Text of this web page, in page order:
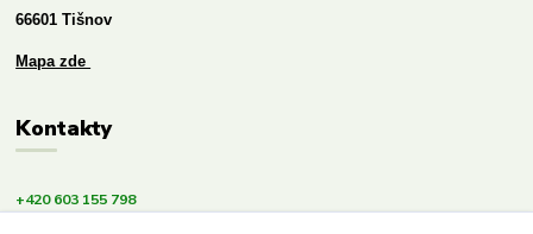
66601 Tišnov
Mapa zde
Kontakty
+420 603 155 798